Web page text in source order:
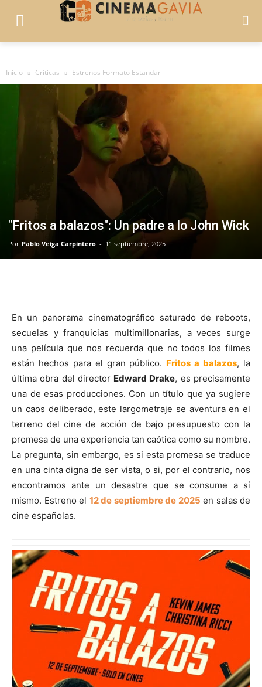
Inicio Críticas Estrenos Formato Estandar
"Fritos a balazos": Un padre a lo John Wick
Por Pablo Veiga Carpintero - 11 septiembre, 2025
En un panorama cinematográfico saturado de reboots,
secuelas y franquicias multimillonarias, a veces surge
una película que nos recuerda que no todos los filmes
están hechos para el gran público. Fritos a balazos, la
última obra del director Edward Drake, es precisamente
una de esas producciones. Con un título que ya sugiere
un caos deliberado, este largometraje se aventura en el
terreno del cine de acción de bajo presupuesto con la
promesa de una experiencia tan caótica como su nombre.
La pregunta, sin embargo, es si esta promesa se traduce
en una cinta digna de ser vista, o si, por el contrario, nos
encontramos ante un desastre que se consume a sí
mismo. Estreno el 12 de septiembre de 2025 en salas de
cine españolas.